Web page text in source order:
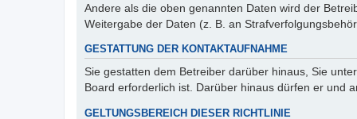
Andere als die oben genannten Daten wird der
Weitergabe der Daten (z. B. an
GESTATTUNG DER KONTAKTAUFNAHME
Sie gestatten dem Betreiber darüber hinaus, Sie
Board erforderlich ist. Darüber hinaus dürfen er und
GELTUNGSBEREICH DIESER RICHTLINIE